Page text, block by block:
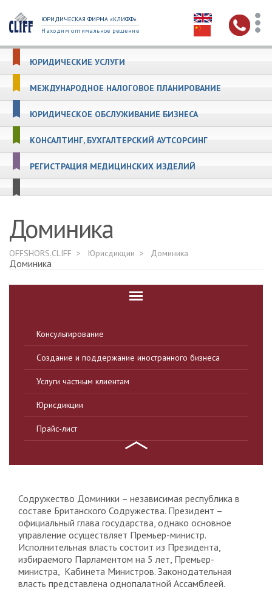
ЮРИДИЧЕСКАЯ ФИРМА «КЛИФФ»
Находим оптимальное решение
ЮРИДИЧЕСКИЕ УСЛУГИ
МЕЖДУНАРОДНОЕ НАЛОГОВОЕ ПЛАНИРОВАНИЕ
ЮРИДИЧЕСКОЕ ОБСЛУЖИВАНИЕ БИЗНЕСА
КОНСАЛТИНГ, БУХГАЛТЕРСКИЙ АУТСОРСИНГ
РЕГИСТРАЦИЯ МЕДИЦИНСКИХ ИЗДЕЛИЙ
Доминика
OFFSHORS.CLIFF Юрисдикции Доминика
Доминика
Консультирование
Создание и поддержание иностранного бизнеса
Услуги частным клиентам
Юрисдикции
Прайс-лист
Содружество Доминики – независимая республика в
составе Британского Содружества. Президент –
официальный глава государства, однако основное
управление осуществляет Премьер-министр.
Исполнительная власть состоит из Президента,
избираемого Парламентом на 5 лет, Премьер-
министра, Кабинета Министров. Законодательная
власть представлена однопалатной Ассамблеей.